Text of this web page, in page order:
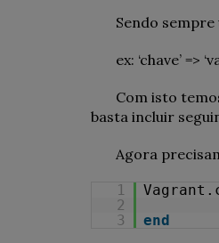
Sendo sempre
ex: ‘chave’ =>
Com isto temos
basta incluir
Agora
1
2
3
end